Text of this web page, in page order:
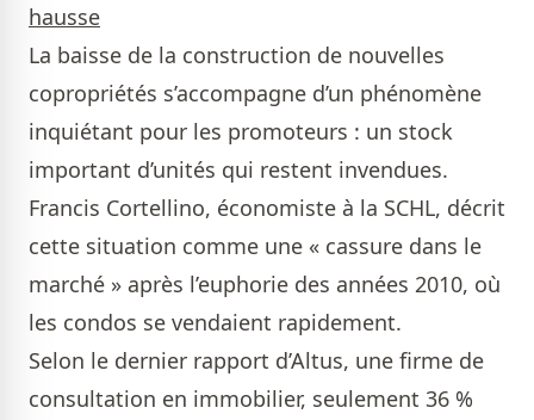
hausse
La baisse de la construction de nouvelles
copropriétés s’accompagne d’un phénomène
inquiétant pour les promoteurs : un stock
important d’unités qui restent invendues.
Francis Cortellino, économiste à la SCHL, décrit
cette situation comme une « cassure dans le
marché » après l’euphorie des années 2010, où
les condos se vendaient rapidement.
Selon le dernier rapport d’Altus, une firme de
consultation en immobilier, seulement 36 %